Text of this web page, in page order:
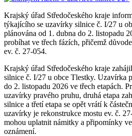
Krajský úřad Středočeského kraje
týkajícího se uzavírky silnice č. I/27 u
plánována od 1. dubna do 2. listopadu
probíhat ve třech fázích, přičemž
ev. č. 27-054.
Krajský úřad Středočeského kraje
silnice č. I/27 u obce Tlestky. Uzavírka
do 2. listopadu 2026 ve třech etapách.
uzavírky pravého pruhu, druhá etapa
silnice a třetí etapa se opět vrátí k
uzavírky je rekonstrukce mostu ev. č.
mohou uplatnit námitky a připomínky
oznámení.